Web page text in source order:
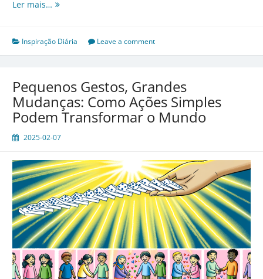
Ler mais… O
Resiliência:
Lidando
Adversidade
para
Crescer
Evoluir
Inspiração Diária Leave a comment
Pequenos Gestos, Grandes
Mudanças: Como Ações Simples
Podem Transformar o Mundo
2025-02-07